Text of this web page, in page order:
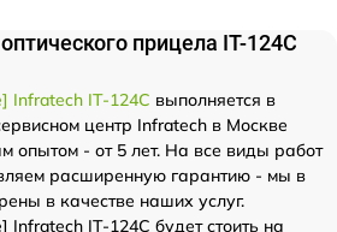
прицела IT-124C
Infratech IT-124C выполняется в
центр Infratech в Москве
опытом - от 5 лет. На все виды работ
расширенную гарантию - мы в
в качестве наших услуг.
Infratech IT-124C будет стоить на